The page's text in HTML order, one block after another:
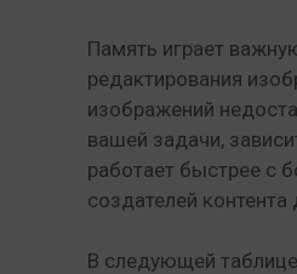
Память играет
редактирования
изображений
вашей задачи,
работает быстрее с
создателей
В следующей